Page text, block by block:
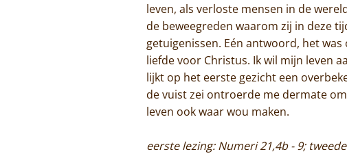
leven, als verloste mensen in de
de beweegreden waarom zij in deze
getuigenissen. Eén antwoord, het
liefde voor Christus. Ik wil mijn leven
lijkt op het eerste gezicht een
de vuist zei ontroerde me dermate
leven ook waar wou maken.
eerste lezing: Numeri 21,4b - 9;